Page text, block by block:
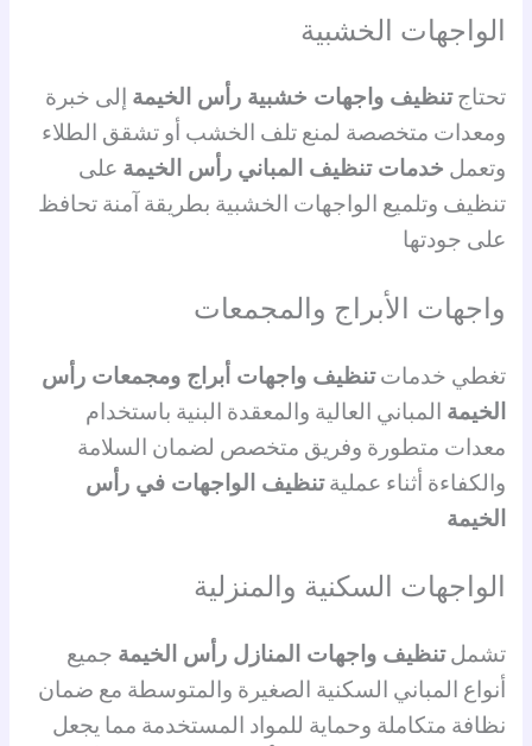
الواجهات الخشبية
تحتاجتنظيف واجهات خشبية رأس الخيمة إلى خبرة
ومعدات متخصصة لمنع تلف الخشب أو تشقق الطلاء
وتعمل خدمات تنظيف المباني رأس الخيمة على
تنظيف وتلميع الواجهات الخشبية بطريقة آمنة تحافظ
على جودتها
واجهات الأبراج والمجمعات
تغطي خدماتتنظيف واجهات أبراج ومجمعات رأس
الخيمة المباني العالية والمعقدة البنية باستخدام
معدات متطورة وفريق متخصص لضمان السلامة
والكفاءة أثناء عمليةتنظيف الواجهات في رأس
الخيمة
الواجهات السكنية والمنزلية
تشملتنظيف واجهات المنازل رأس الخيمة جميع
أنواع المباني السكنية الصغيرة والمتوسطة مع ضمان
نظافة متكاملة وحماية للمواد المستخدمة مما يجعل